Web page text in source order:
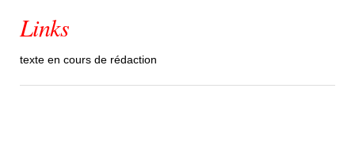
Links
texte en cours de rédaction